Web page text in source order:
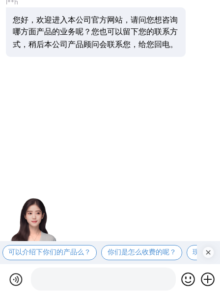
l**h
您好，欢迎进入本公司官方网站，请问您想咨询
哪方面产品的业务呢？您也可以留下您的联系方
式，稍后本公司产品顾问会联系您，给您回电。
可以介绍下你们的产品么？ 你们是怎么收费的呢？ 现在有